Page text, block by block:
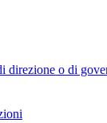
direzione o di